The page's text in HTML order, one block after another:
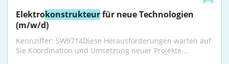
Elektrokonstrukteur für neue Technologien
(m/w/d)
Kennziffer: SW9714Diese Herausforderungen warten auf
Sie Koordination und Umsetzung neuer Projekte...